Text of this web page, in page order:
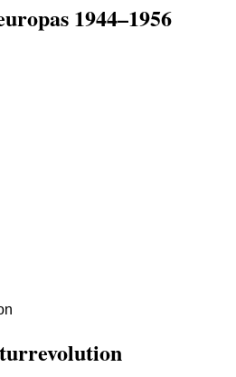
1944–1956